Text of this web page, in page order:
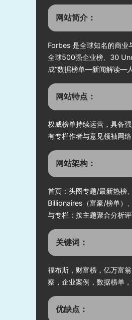
等纵深栏目，形成“数
解读—人物故事—观点
内容体系，服务商界决
网站简介：
Forbes 是全球知名的商业
全球500强企业榜、30
成“数据榜单—新闻解读—
网站特点：
权威榜单持续运营，具备
有专栏作者与意见领袖网
网站架构：
首页：头图专题/最新热榜
Billionaires（富豪/榜单
与专栏：按主题聚合分析
关键词：
福布斯，财富榜，亿万富
察，企业案例，数据榜单
优缺点：